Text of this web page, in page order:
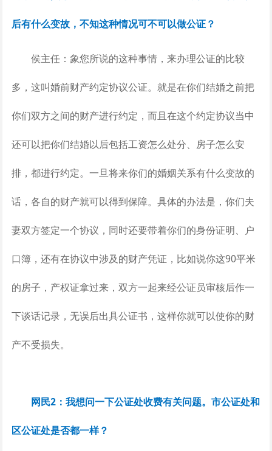
后有什么变故，不知这种情况可不可以做公证？
侯主任：象您所说的这种事情，来办理公证的比较
多，这叫婚前财产约定协议公证。就是在你们结婚之前把
你们双方之间的财产进行约定，而且在这个约定协议当中
还可以把你们结婚以后包括工资怎么处分、房子怎么安
排，都进行约定。一旦将来你们的婚姻关系有什么变故的
话，各自的财产就可以得到保障。具体的办法是，你们夫
妻双方签定一个协议，同时还要带着你们的身份证明、户
口簿，还有在协议中涉及的财产凭证，比如说你这90平米
的房子，产权证拿过来，双方一起来经公证员审核后作一
下谈话记录，无误后出具公证书，这样你就可以使你的财
产不受损失。
网民2：我想问一下公证处收费有关问题。市公证处和
区公证处是否都一样？